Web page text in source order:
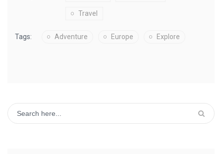
Travel
Tags: Adventure Europe Explore